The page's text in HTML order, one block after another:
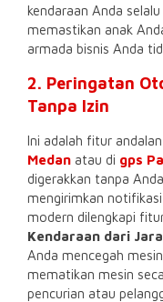
kendaraan Anda
memastikan anak
armada bisnis Anda
2. Peringatan
Tanpa Izin
Ini adalah fitur andalan
Medan atau di gps
digerakkan tanpa
mengirimkan notifikasi
modern dilengkapi
Kendaraan dari
Anda mencegah
mematikan mesin
pencurian atau